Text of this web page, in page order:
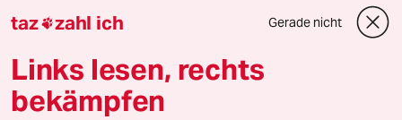
Wildlife Authority (UWA) per Mausklick
mit einem
ugandischen Gorilla für 90 Cent befreunden
und
erhalten regelmäßig Status-Updates.
Auf der Internetseite des kongolesischen Virunga-
taz zahl ich Gerade nicht
Links lesen, rechts
bekämpfen